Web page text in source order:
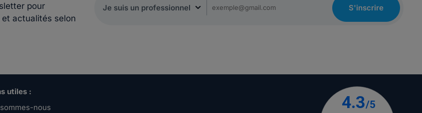
pour
actualités selon
S'inscrire
utiles :
nous